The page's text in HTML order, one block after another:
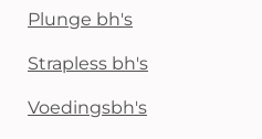
Plunge bh's
Strapless bh's
Voedingsbh's